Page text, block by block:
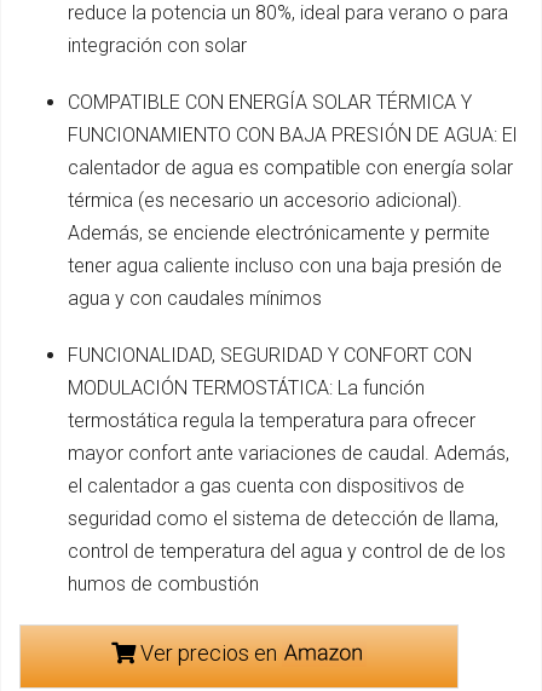
reduce la potencia un 80%, ideal para verano o para
integración con solar
COMPATIBLE CON ENERGÍA SOLAR TÉRMICA Y
FUNCIONAMIENTO CON BAJA PRESIÓN DE AGUA: El
calentador de agua es compatible con energía solar
térmica (es necesario un accesorio adicional).
Además, se enciende electrónicamente y permite
tener agua caliente incluso con una baja presión de
agua y con caudales mínimos
FUNCIONALIDAD, SEGURIDAD Y CONFORT CON
MODULACIÓN TERMOSTÁTICA: La función
termostática regula la temperatura para ofrecer
mayor confort ante variaciones de caudal. Además,
el calentador a gas cuenta con dispositivos de
seguridad como el sistema de detección de llama,
control de temperatura del agua y control de de los
humos de combustión
Ver precios en